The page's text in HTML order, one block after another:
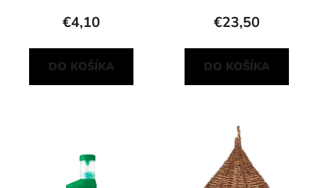
€4,10
DO KOŠÍKA
€23,50
DO KOŠÍKA